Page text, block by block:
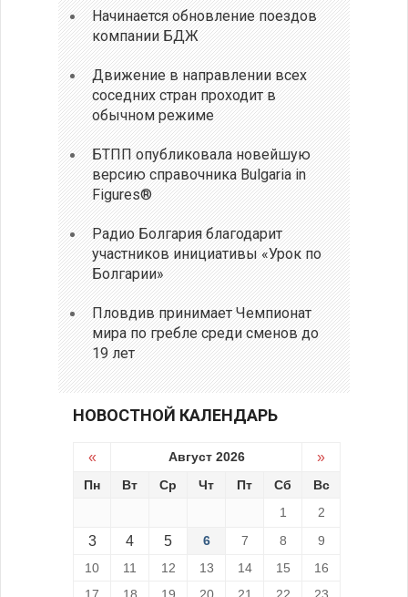
Начинается обновление поездов
компании БДЖ
Движение в направлении всех
соседних стран проходит в
обычном режиме
БТПП опубликовала новейшую
версию справочника Bulgaria in
Figures®
Радио Болгария благодарит
участников инициативы «Урок по
Болгарии»
Пловдив принимает Чемпионат
мира по гребле среди сменов до
19 лет
НОВОСТНОЙ КАЛЕНДАРЬ
« Август 2026 »
Пн Вт Ср Чт Пт Сб
Вс
1
2
3 4 5 6 7 8
9
10
11 12 13 14 15
16